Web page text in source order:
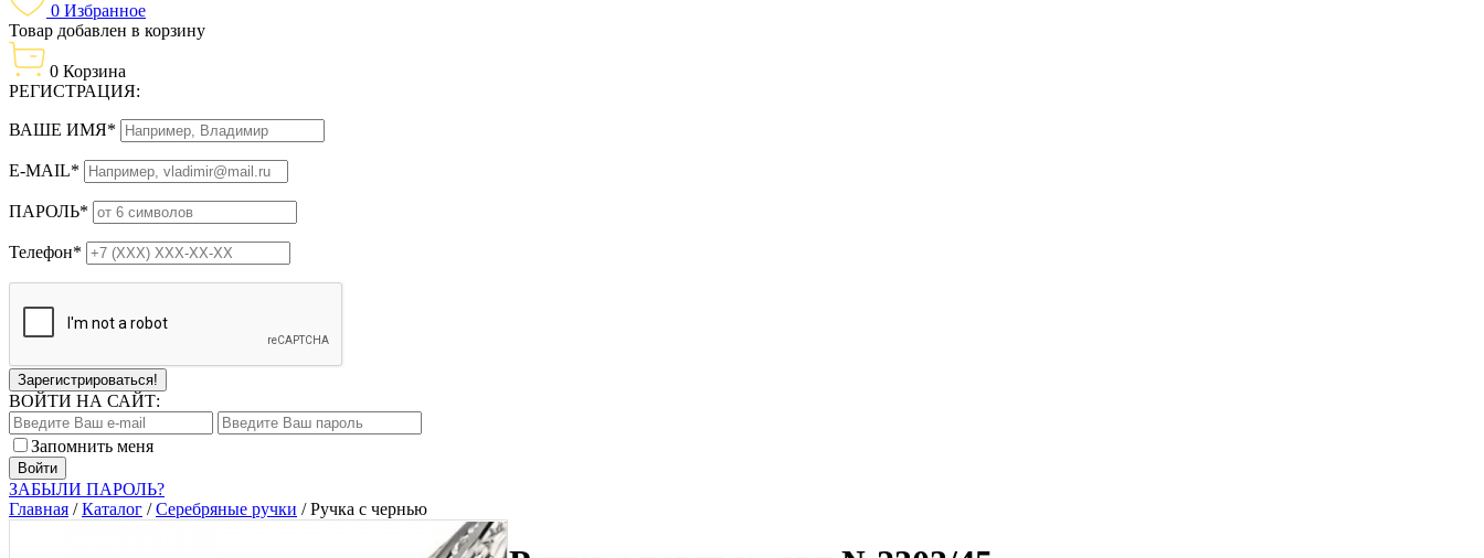
0 Избранное
Товар добавлен в корзину
0 Корзина
РЕГИСТРАЦИЯ:
ВАШЕ ИМЯ*
E-MAIL*
ПАРОЛЬ*
Телефон*
Зарегистрироваться!
ВОЙТИ НА САЙТ:
Запомнить меня
ЗАБЫЛИ ПАРОЛЬ?
Главная /Каталог /Серебряные ручки /Ручка с чернью